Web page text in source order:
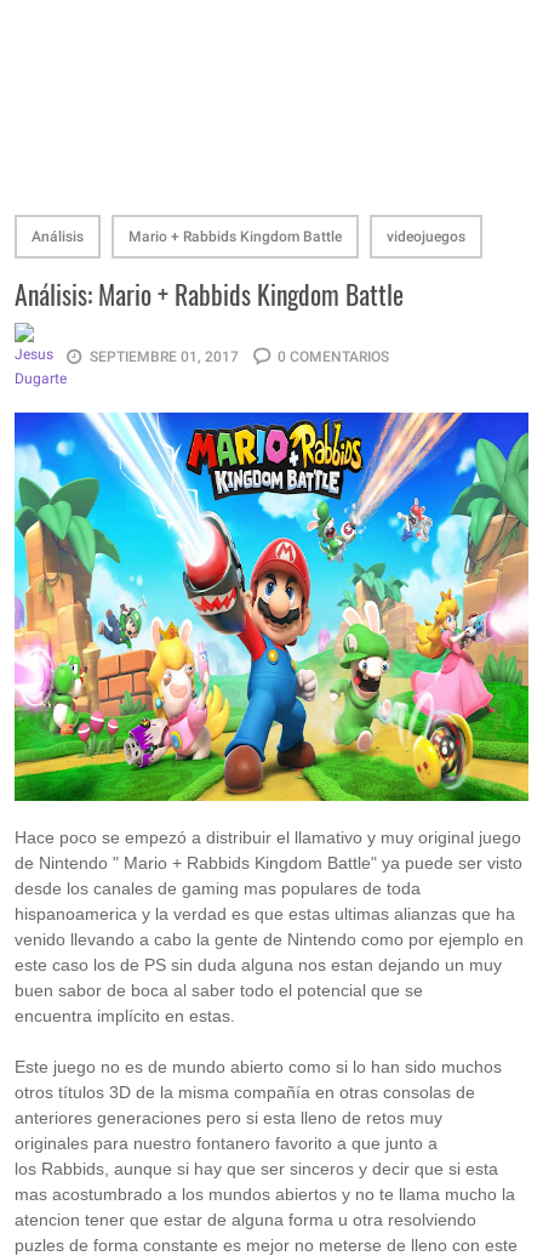
Análisis Mario + Rabbids Kingdom Battle videojuegos
Análisis: Mario + Rabbids Kingdom Battle
SEPTIEMBRE 01, 2017 0 COMENTARIOS
Hace poco se empezó a distribuir el llamativo y muy original juego
de Nintendo " Mario + Rabbids Kingdom Battle" ya puede ser visto
desde los canales de gaming mas populares de toda
hispanoamerica y la verdad es que estas ultimas alianzas que ha
venido llevando a cabo la gente de Nintendo como por ejemplo en
este caso los de PS sin duda alguna nos estan dejando un muy
buen sabor de boca al saber todo el potencial que se
encuentra implícito en estas.
Este juego no es de mundo abierto como si lo han sido muchos
otros títulos 3D de la misma compañía en otras consolas de
anteriores generaciones pero si esta lleno de retos muy
originales para nuestro fontanero favorito a que junto a
los Rabbids, aunque si hay que ser sinceros y decir que si esta
mas acostumbrado a los mundos abiertos y no te llama mucho la
atencion tener que estar de alguna forma u otra resolviendo
puzles de forma constante es mejor no meterse de lleno con este